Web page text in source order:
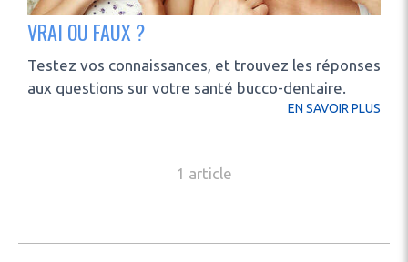
VRAI OU FAUX ?
Testez vos connaissances, et trouvez les réponses
aux questions sur votre santé bucco-dentaire.
EN SAVOIR PLUS
1 article